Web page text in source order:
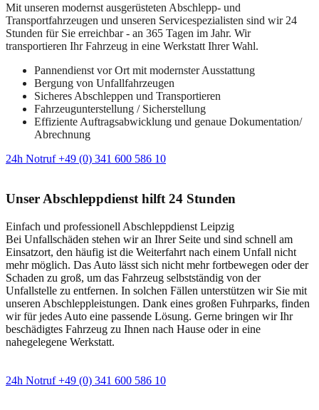
Mit unseren modernst ausgerüsteten Abschlepp- und
Transportfahrzeugen und unseren Servicespezialisten sind wir 24
Stunden für Sie erreichbar - an 365 Tagen im Jahr. Wir
transportieren Ihr Fahrzeug in eine Werkstatt Ihrer Wahl.
Pannendienst vor Ort mit modernster Ausstattung
Bergung von Unfallfahrzeugen
Sicheres Abschleppen und Transportieren
Fahrzeugunterstellung / Sicherstellung
Effiziente Auftragsabwicklung und genaue Dokumentation/
Abrechnung
24h Notruf +49 (0) 341 600 586 10
Unser Abschleppdienst hilft 24 Stunden
Einfach und professionell Abschleppdienst Leipzig
Bei Unfallschäden stehen wir an Ihrer Seite und sind schnell am
Einsatzort, den häufig ist die Weiterfahrt nach einem Unfall nicht
mehr möglich. Das Auto lässt sich nicht mehr fortbewegen oder der
Schaden zu groß, um das Fahrzeug selbstständig von der
Unfallstelle zu entfernen. In solchen Fällen unterstützen wir Sie mit
unseren Abschleppleistungen. Dank eines großen Fuhrparks, finden
wir für jedes Auto eine passende Lösung. Gerne bringen wir Ihr
beschädigtes Fahrzeug zu Ihnen nach Hause oder in eine
nahegelegene Werkstatt.
24h Notruf +49 (0) 341 600 586 10